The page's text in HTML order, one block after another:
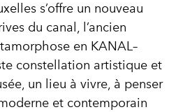
s’offre un nouveau
du canal, l’ancien
en KANAL–
constellation artistique et
un lieu à vivre, à penser
et contemporain